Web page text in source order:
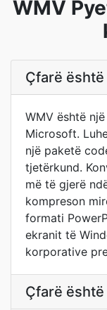
WMV
Çfarë
WMV është
Microsoft.
një paketë
tjetërkund.
më të gjerë
kompreson
formati
ekranit të
korporative
Çfarë